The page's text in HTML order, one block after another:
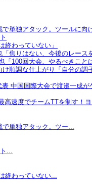
単独アタック。ツールに向
終わっていない」
焦りはない、今後のレー
100回大会、やるべきこと
順調な仕上がり「自分の調
中国国際大会で渡邉一成が
高速度でチームTTを制す！
単独アタック。ツー...
...
終わっていない...